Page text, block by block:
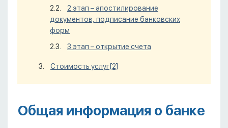
2 этап – апостилирование
документов, подписание банковских
форм
3 этап – открытие счета
Стоимость услуг[2]
Общая информация о банке